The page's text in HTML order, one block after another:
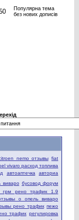
Популярна тема
без нових дописів
nemo отзывы fiat
vivaro расход топлива
автоаптечка авториа
виваро бусовод форум
грм рено трафик 1.9
о опель виваро
рено трафик пежо
трафик регулировка